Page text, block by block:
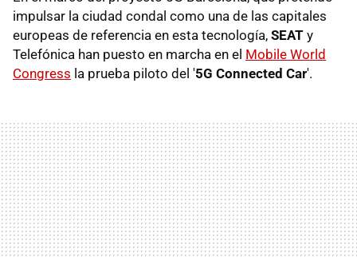
impulsar la ciudad condal como una de las capitales
europeas de referencia en esta tecnología, SEAT y
Telefónica han puesto en marcha en el Mobile World
Congress la prueba piloto del '5G Connected Car'.